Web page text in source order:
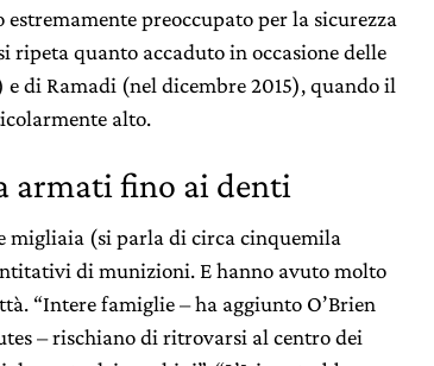
estremamente preoccupato per la sicurezza
ripeta quanto accaduto in occasione delle
di Ramadi (nel dicembre 2015), quando il
alto.
armati fino ai denti
migliaia (si parla di circa cinquemila
di munizioni. E hanno avuto molto
“Intere famiglie – ha aggiunto O’Brien
– rischiano di ritrovarsi al centro dei